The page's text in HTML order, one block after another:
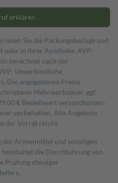
erklären
Sie die Packungsbeilage und
oder in Ihrer Apotheke. AVP:
berechnet nach der
Unverbindliche
Die angegebenen Preise
Mehrwertsteuer, ggf.
€ Bestell­wert versand­kosten­
vorbehalten. Alle Angebote
der Vorrat reicht.
der Arzneimittel und sonstigen
die Durchführung von
Prüfung etwaiger